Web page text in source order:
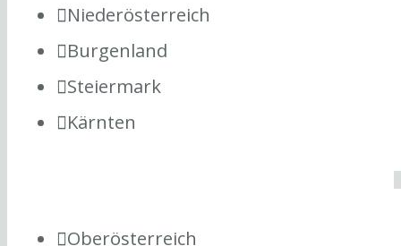
Niederösterreich
Burgenland
Steiermark
Kärnten
Oberösterreich